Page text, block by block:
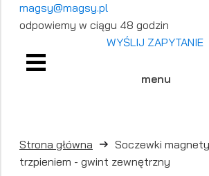
magsy@magsy.pl
odpowiemy w ciągu 48 godzin
WYŚLIJ ZAPYTANIE
menu
Strona główna
Soczewki
trzpieniem - gwint zewnętrzny